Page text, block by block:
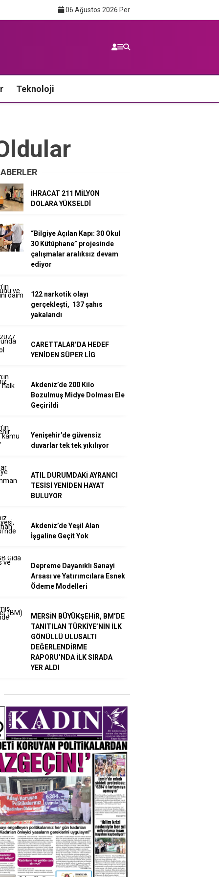
06 Ağustos 2026 Per
Teknoloji
İHRACAT 211 MİLYON
DOLARA YÜKSELDİ
“Bilgiye Açılan Kapı: 30 Okul
30 Kütüphane” projesinde
çalışmalar aralıksız devam
ediyor
122 narkotik olayı
gerçekleşti, 137 şahıs
yakalandı
CARETTALAR’DA HEDEF
YENİDEN SÜPER LİG
Akdeniz’de 200 Kilo
Bozulmuş Midye Dolması Ele
Geçirildi
Yenişehir’de güvensiz
duvarlar tek tek yıkılıyor
ATIL DURUMDAKİ AYRANCI
TESİSİ YENİDEN HAYAT
BULUYOR
Akdeniz’de Yeşil Alan
İşgaline Geçit Yok
Depreme Dayanıklı Sanayi
Arsası ve Yatırımcılara Esnek
Ödeme Modelleri
MERSİN BÜYÜKŞEHİR, BM’DE
TANITILAN TÜRKİYE’NİN İLK
GÖNÜLLÜ ULUSALTI
DEĞERLENDİRME
RAPORU’NDA İLK SIRADA
YER ALDI